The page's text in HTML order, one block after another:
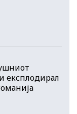
експлодирал